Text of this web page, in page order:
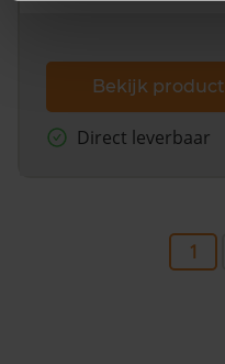
Bekijk product
Direct leverbaar
1